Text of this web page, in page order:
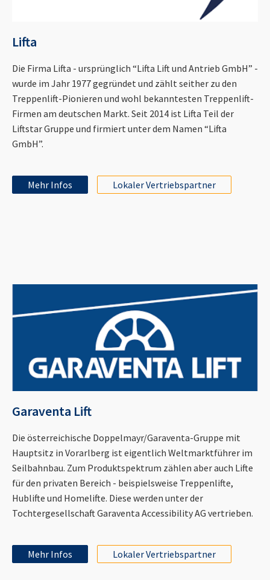
Lifta
Die Firma Lifta - ursprünglich “Lifta Lift und Antrieb GmbH” -
wurde im Jahr 1977 gegründet und zählt seither zu den
Treppenlift-Pionieren und wohl bekanntesten Treppenlift-
Firmen am deutschen Markt. Seit 2014 ist Lifta Teil der
Liftstar Gruppe und firmiert unter dem Namen “Lifta
GmbH”.
Mehr Infos Lokaler Vertriebspartner
Garaventa Lift
Die österreichische Doppelmayr/Garaventa-Gruppe mit
Hauptsitz in Vorarlberg ist eigentlich Weltmarktführer im
Seilbahnbau. Zum Produktspektrum zählen aber auch Lifte
für den privaten Bereich - beispielsweise Treppenlifte,
Hublifte und Homelifte. Diese werden unter der
Tochtergesellschaft Garaventa Accessibility AG vertrieben.
Mehr Infos Lokaler Vertriebspartner